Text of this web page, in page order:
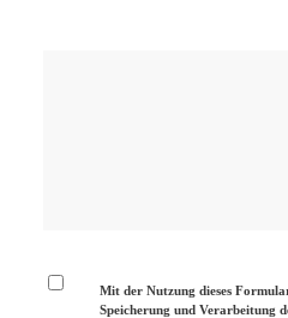
Mit der Nutzung dieses
Speicherung und Verarbeitung